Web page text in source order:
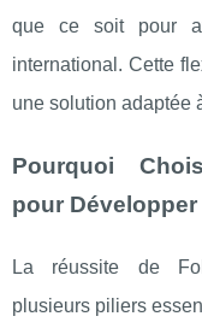
que ce soit pour
international. Cette
une solution adaptée
Pourquoi
pour Développer
La réussite de
plusieurs piliers